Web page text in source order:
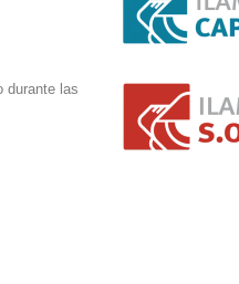
durante las